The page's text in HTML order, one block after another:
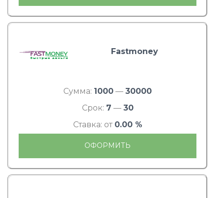
Fastmoney
Сумма: 1000 — 30000
Срок: 7 — 30
Ставка: от 0.00 %
ОФОРМИТЬ